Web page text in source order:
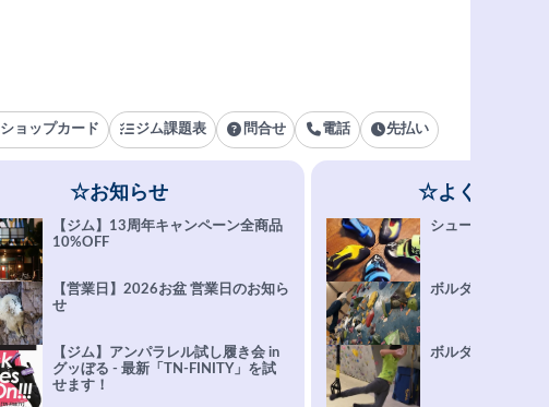
ショップカード ジム課題表 問合せ 電話 先払い
☆お知らせ
【ジム】13周年キャンペーン全商品
10%OFF
【営業日】2026お盆 営業日のお知ら
せ
【ジム】アンパラレル試し履き会 in
グッぼる - 最新「TN-FINITY」を試
せます！
☆よくある質
シューズ選びFAQ
ボルダリング上達
ボルダリングトレ